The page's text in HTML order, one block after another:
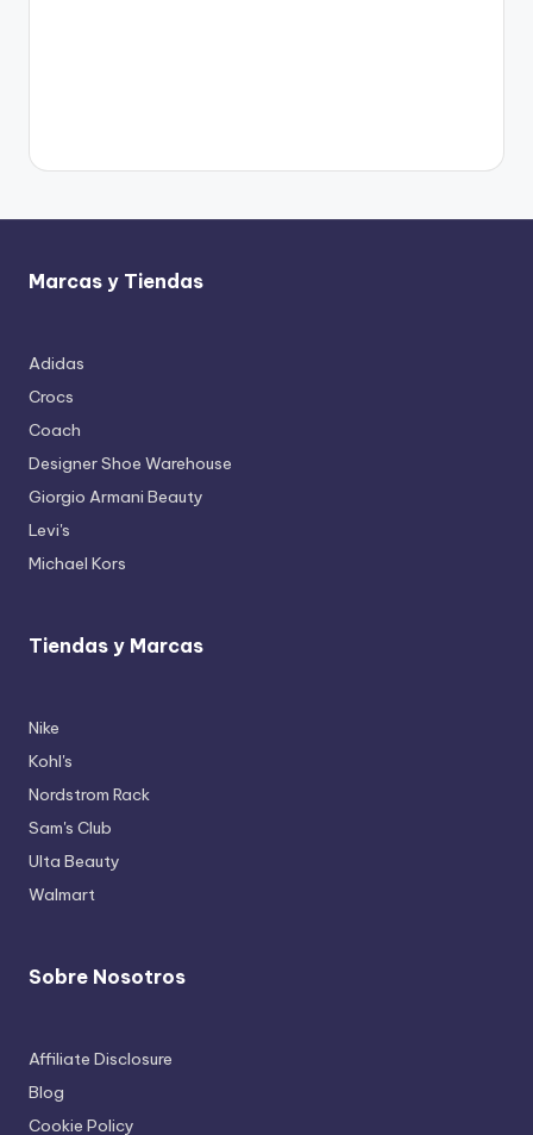
Marcas y Tiendas
Adidas
Crocs
Coach
Designer Shoe Warehouse
Giorgio Armani Beauty
Levi's
Michael Kors
Tiendas y Marcas
Nike
Kohl's
Nordstrom Rack
Sam's Club
Ulta Beauty
Walmart
Sobre Nosotros
Affiliate Disclosure
Blog
Cookie Policy